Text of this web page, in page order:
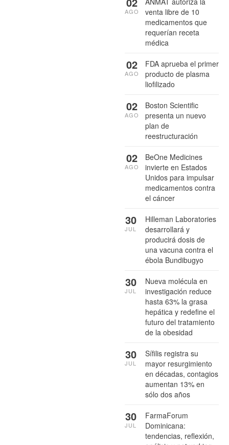
venta libre de 10
medicamentos que
requerían receta
médica
AGO
FDA aprueba el primer
producto de plasma
liofilizado
02
AGO
Boston Scientific
presenta un nuevo
plan de
reestructuración
02
AGO
BeOne Medicines
invierte en Estados
Unidos para impulsar
medicamentos contra
el cáncer
02
AGO
Hilleman Laboratories
desarrollará y
producirá dosis de
una vacuna contra el
ébola Bundibugyo
30
JUL
Nueva molécula en
investigación reduce
hasta 63% la grasa
hepática y redefine el
futuro del tratamiento
de la obesidad
30
JUL
Sífilis registra su
mayor resurgimiento
en décadas, contagios
aumentan 13% en
sólo dos años
30
JUL
FarmaForum
Dominicana:
tendencias, reflexión,
30
JUL